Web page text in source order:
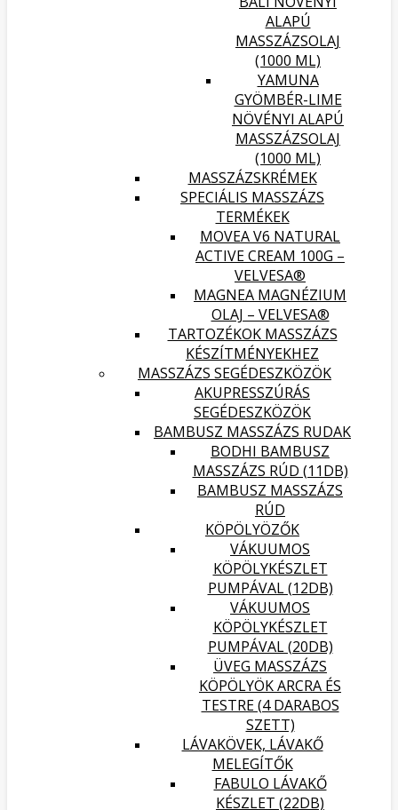
ALAPÚ
MASSZÁZSOLAJ
(1000 ML)
YAMUNA
GYÖMBÉR-LIME
NÖVÉNYI ALAPÚ
MASSZÁZSOLAJ
(1000 ML)
MASSZÁZSKRÉMEK
SPECIÁLIS MASSZÁZS
TERMÉKEK
MOVEA V6 NATURAL
ACTIVE CREAM 100G –
VELVESA®
MAGNEA MAGNÉZIUM
OLAJ – VELVESA®
TARTOZÉKOK MASSZÁZS
KÉSZÍTMÉNYEKHEZ
MASSZÁZS SEGÉDESZKÖZÖK
AKUPRESSZÚRÁS
SEGÉDESZKÖZÖK
BAMBUSZ MASSZÁZS RUDAK
BODHI BAMBUSZ
MASSZÁZS RÚD (11DB)
BAMBUSZ MASSZÁZS
RÚD
KÖPÖLYÖZŐK
VÁKUUMOS
KÖPÖLYKÉSZLET
PUMPÁVAL (12DB)
VÁKUUMOS
KÖPÖLYKÉSZLET
PUMPÁVAL (20DB)
ÜVEG MASSZÁZS
KÖPÖLYÖK ARCRA ÉS
TESTRE (4 DARABOS
SZETT)
LÁVAKÖVEK, LÁVAKŐ
MELEGÍTŐK
FABULO LÁVAKŐ
KÉSZLET (22DB)